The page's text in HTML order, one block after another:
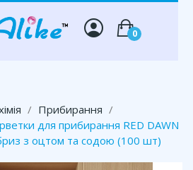
0
Прибирання
для прибирання RED DAWN
з оцтом та содою (100 шт)